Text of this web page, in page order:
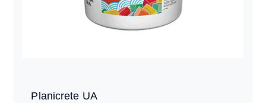
Planicrete UA